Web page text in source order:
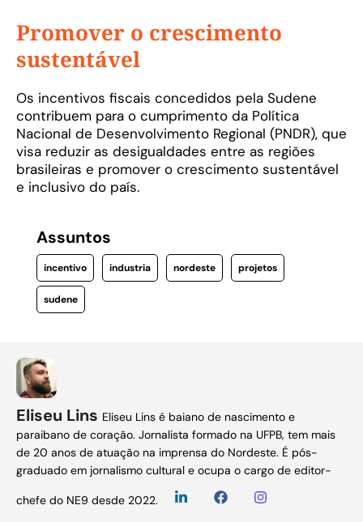
Promover o crescimento
sustentável
Os incentivos fiscais concedidos pela Sudene
contribuem para o cumprimento da Política
Nacional de Desenvolvimento Regional (PNDR), que
visa reduzir as desigualdades entre as regiões
brasileiras e promover o crescimento sustentável
e inclusivo do país.
Assuntos
incentivo industria nordeste projetos
sudene
Eliseu Lins Eliseu Lins é baiano de nascimento e
paraibano de coração. Jornalista formado na UFPB, tem mais
de 20 anos de atuação na imprensa do Nordeste. É pós-
graduado em jornalismo cultural e ocupa o cargo de editor-
chefe do NE9 desde 2022.